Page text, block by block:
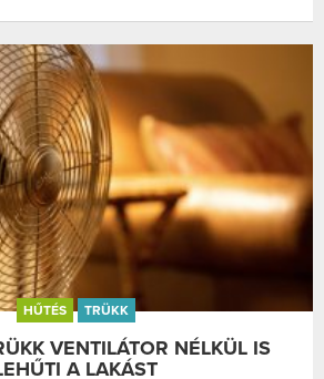
HŰTÉS TRÜKK
VENTILÁTOR NÉLKÜL IS
A LAKÁST